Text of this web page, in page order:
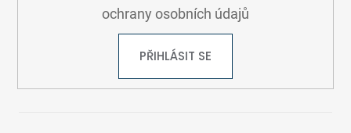
ochrany osobních údajů
PŘIHLÁSIT SE